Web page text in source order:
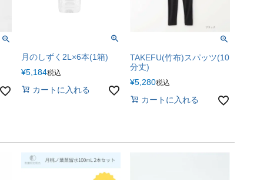
月のしずく2L×6本(1箱)
¥5,184税込
カートに入れる
TAKEFU(竹布)スパッツ(10
分丈)
¥5,280税込
カートに入れる